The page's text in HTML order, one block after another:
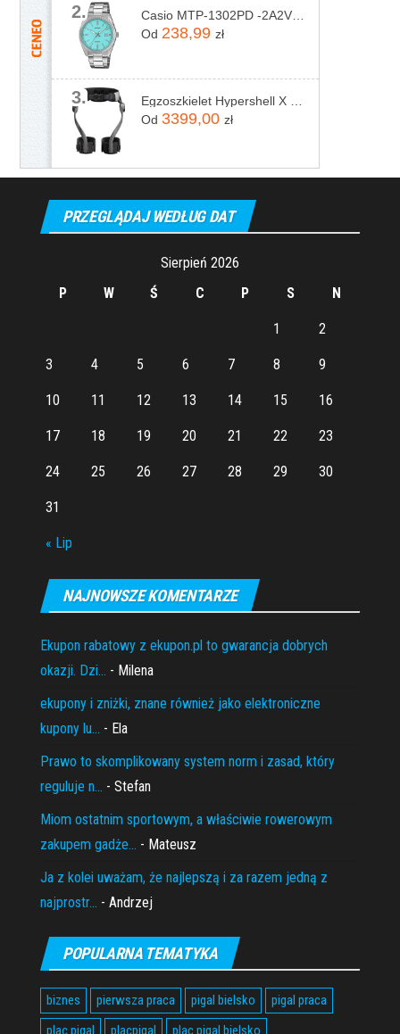
2.
Od 238,99 zł
3.
Od 3399,00 zł
PRZEGLĄDAJ WEDŁUG DAT
Sierpień 2026
P
W Ś C P S N
« Lip
1 2
3 4 5 6 7 8 9
10 11 12 13 14 15 16
17 18 19 20 21 22 23
24 25 26 27 28 29 30
31
NAJNOWSZE KOMENTARZE
Ekupon rabatowy z ekupon.pl to gwarancja dobrych
okazji. Dzi... - Milena
ekupony i zniżki, znane również jako elektroniczne
kupony lu... - Ela
Prawo to skomplikowany system norm i zasad, który
reguluje n... - Stefan
Miom ostatnim sportowym, a właściwie rowerowym
zakupem gadże... - Mateusz
Ja z kolei uważam, że najlepszą i za razem jedną z
najprostr... - Andrzej
POPULARNA TEMATYKA
biznes pierwsza praca pigal bielsko
pigal praca
plac pigal
placpigal
plac pigal bielsko